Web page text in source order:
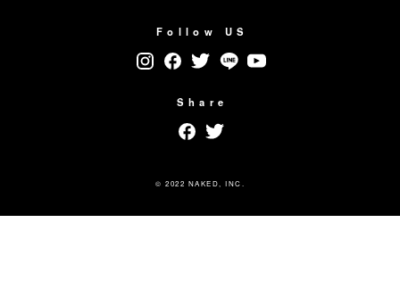
Follow US
Share
© 2022 NAKED, INC.